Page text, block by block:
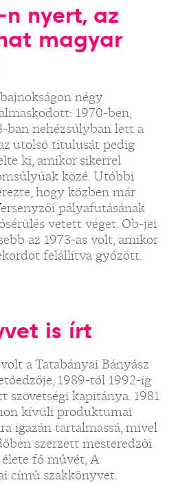
nyert, az
magyar
négy
1970-ben,
ban nehézsúlyban lett a
utolsó titulusát pedig
ki, amikor sikerrel
közé. Utóbbi
hogy közben már
pályafutásának
vetett véget. Ob-jei
az 1973-as volt, amikor
felállítva győzött.
is írt
a Tatabányai Bányász
1989-től 1992-ig
szövetségi kapitánya. 1981
kívüli produktumai
igazán tartalmassá, mivel
szerzett mesteredzői
fő művét, A
című szakkönyvet.